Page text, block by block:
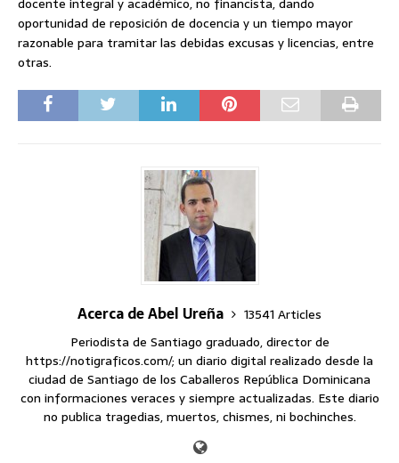
oportunidad de reposición de docencia y un tiempo mayor
razonable para tramitar las debidas excusas y licencias, entre
otras.
Acerca de Abel Ureña
13541 Articles
Periodista de Santiago graduado, director de
https://notigraficos.com/; un diario digital realizado desde la
ciudad de Santiago de los Caballeros República Dominicana
con informaciones veraces y siempre actualizadas. Este diario
no publica tragedias, muertos, chismes, ni bochinches.